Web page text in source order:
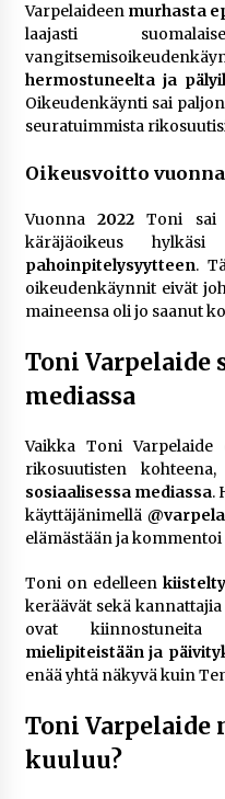
Varpelaideen murhasta
laajasti
hermostuneelta ja
Oikeudenkäynti sai
seuratuimmista
Oikeusvoitto vuonna
Vuonna 2022Toni sai
käräjäoikeus
pahoinpitelysyytteen.
oikeudenkäynnit eivät
maineensa oli jo saanut
Toni Varpelaide
mediassa
Vaikka Toni
rikosuutisten
sosiaalisessa mediassa.
käyttäjänimellä
elämästään ja
Toni on edelleen
keräävät sekä
ovat
mielipiteistään ja
enää yhtä näkyvä kuin
Toni
kuuluu?